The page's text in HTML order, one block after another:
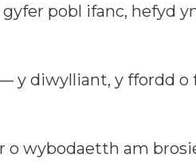
pobl ifanc, hefyd
y diwylliant, y ffordd o
o wybodaetth am